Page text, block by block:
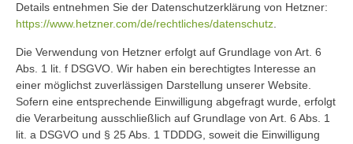
Details entnehmen Sie der Datenschutzerklärung von Hetzner:
https://www.hetzner.com/de/rechtliches/datenschutz.
Die Verwendung von Hetzner erfolgt auf Grundlage von Art. 6
Abs. 1 lit. f DSGVO. Wir haben ein berechtigtes Interesse an
einer möglichst zuverlässigen Darstellung unserer Website.
Sofern eine entsprechende Einwilligung abgefragt wurde, erfolgt
die Verarbeitung ausschließlich auf Grundlage von Art. 6 Abs. 1
lit. a DSGVO und § 25 Abs. 1 TDDDG, soweit die Einwilligung